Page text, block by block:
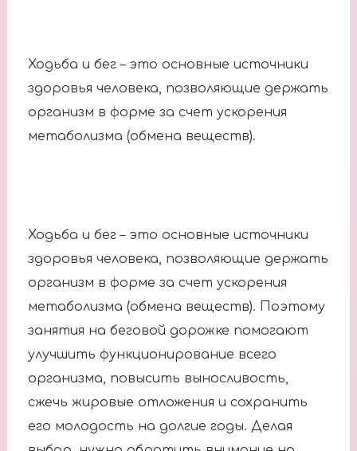
Ходьба и бег – это основные источники
здоровья человека, позволяющие держать
организм в форме за счет ускорения
метаболизма (обмена веществ).
Ходьба и бег – это основные источники
здоровья человека, позволяющие держать
организм в форме за счет ускорения
метаболизма (обмена веществ). Поэтому
занятия на беговой дорожке помогают
улучшить функционирование всего
организма, повысить выносливость,
сжечь жировые отложения и сохранить
его молодость на долгие годы. Делая